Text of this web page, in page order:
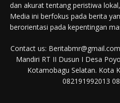
dan akurat tentang peristiwa
Media ini berfokus pada berita
berorientasi pada kepentingan
Contact us:
Mandiri RT II Dusun I Desa
Kotamobagu Selatan. Kota
082191992013